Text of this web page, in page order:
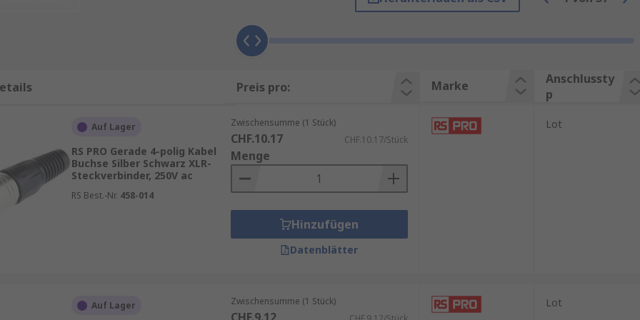
XLR‑Steckverbinder stehen in mehreren praktischen Montagearten zur Verfügung:
oder Chassis
und Schaltschränke
Preis pro: Marke
Anschlussty
p
Auf Lager
RS PRO Gerade 4-polig Kabel
Buchse Silber Schwarz XLR-
Steckverbinder, 250V ac
RS Best.-Nr. 458-014
Zwischensumme (1 Stück)
CHF.10.17 CHF.10.17/Stück
Menge
Hinzufügen
Datenblätter
Lot
Auf Lager Zwischensumme (1 Stück) Lot